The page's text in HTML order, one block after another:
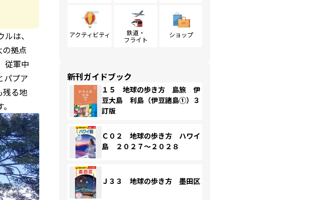
は、
拠点
従軍中
パプア
残る地
アクティビティ
鉄道・
フライト
ショップ
新刊ガイドブック
１５ 地球の歩き方 島旅 伊
豆大島 利島（伊豆諸島①）３
訂版
Ｃ０２ 地球の歩き方 ハワイ
島 ２０２７～２０２８
Ｊ３３ 地球の歩き方 墨田区